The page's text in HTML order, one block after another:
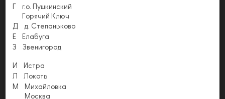
АкцииУсловия доставки
Напишите нам
Email
info@pizzapomodoro.ru
Г
г.о. Пушкинский
Горячий Ключ
Д д. Степаньково
Е Елабуга
З Звенигород
И Истра
Л Локоть
М
Михайловка
Москва